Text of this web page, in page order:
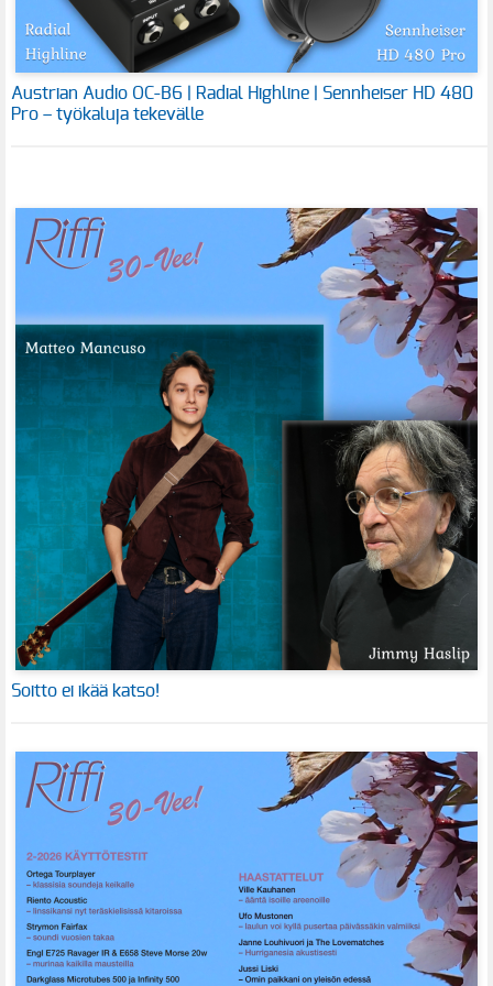
Austrian Audio OC-B6 | Radial Highline | Sennheiser HD 480
Pro – työkaluja tekevälle
Soitto ei ikää katso!